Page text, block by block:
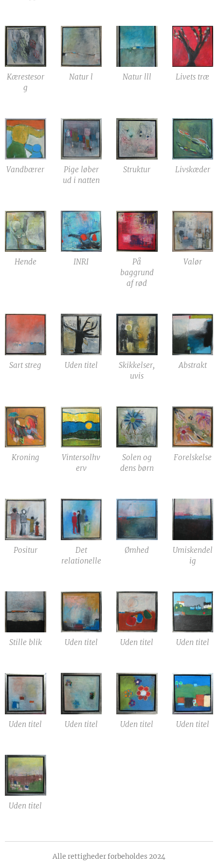
Kærestesor
g
Natur l Natur lll Livets træ
Vandbærer
Pige løber
ud i natten
Struktur Livskæder
Hende INRI
På
baggrund
af rød
Valør
Sart streg Uden titel
Skikkelser,
uvis
Abstrakt
Kroning
Vintersolhv
erv
Solen og
dens børn
Forelskelse
Positur
Det
relationelle
Ømhed
Umiskendel
ig
Stille blik Uden titel Uden titel Uden titel
Uden titel Uden titel Uden titel Uden titel
Uden titel
Alle rettigheder forbeholdes 2024